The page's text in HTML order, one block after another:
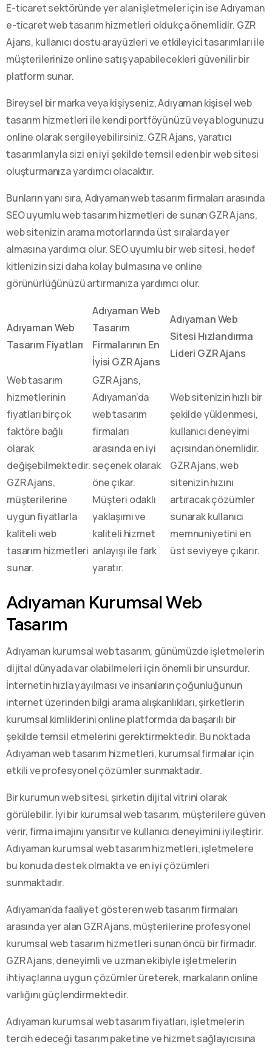
E-ticaret sektöründe yer alan işletmeler için ise Adıyaman
e-ticaret web tasarım hizmetleri oldukça önemlidir. GZR
Ajans, kullanıcı dostu arayüzleri ve etkileyici tasarımları ile
müşterilerinize online satış yapabilecekleri güvenilir bir
platform sunar.
Bireysel bir marka veya kişiyseniz, Adıyaman kişisel web
tasarım hizmetleri ile kendi portföyünüzü veya blogunuzu
online olarak sergileyebilirsiniz. GZR Ajans, yaratıcı
tasarımlarıyla sizi en iyi şekilde temsil eden bir web sitesi
oluşturmanıza yardımcı olacaktır.
Bunların yanı sıra, Adıyaman web tasarım firmaları arasında
SEO uyumlu web tasarım hizmetleri de sunan GZR Ajans,
web sitenizin arama motorlarında üst sıralarda yer
almasına yardımcı olur. SEO uyumlu bir web sitesi, hedef
kitlenizin sizi daha kolay bulmasına ve online
görünürlüğünüzü artırmanıza yardımcı olur.
Adıyaman Web
Tasarım Fiyatları
Adıyaman Web
Tasarım
Firmalarının En
İyisi GZR Ajans
Adıyaman Web
Sitesi Hızlandırma
Lideri GZR Ajans
Web tasarım
hizmetlerinin
fiyatları birçok
faktöre bağlı
olarak
değişebilmektedir.
GZR Ajans,
müşterilerine
uygun fiyatlarla
kaliteli web
tasarım hizmetleri
sunar.
GZR Ajans,
Adıyaman’da
web tasarım
firmaları
arasında en iyi
seçenek olarak
öne çıkar.
Müşteri odaklı
yaklaşımı ve
kaliteli hizmet
anlayışı ile fark
yaratır.
Web sitenizin hızlı bir
şekilde yüklenmesi,
kullanıcı deneyimi
açısından önemlidir.
GZR Ajans, web
sitenizin hızını
artıracak çözümler
sunarak kullanıcı
memnuniyetini en
üst seviyeye çıkarır.
Adıyaman Kurumsal Web
Tasarım
Adıyaman kurumsal web tasarım, günümüzde işletmelerin
dijital dünyada var olabilmeleri için önemli bir unsurdur.
İnternetin hızla yayılması ve insanların çoğunluğunun
internet üzerinden bilgi arama alışkanlıkları, şirketlerin
kurumsal kimliklerini online platformda da başarılı bir
şekilde temsil etmelerini gerektirmektedir. Bu noktada
Adıyaman web tasarım hizmetleri, kurumsal firmalar için
etkili ve profesyonel çözümler sunmaktadır.
Bir kurumun web sitesi, şirketin dijital vitrini olarak
görülebilir. İyi bir kurumsal web tasarım, müşterilere güven
verir, firma imajını yansıtır ve kullanıcı deneyimini iyileştirir.
Adıyaman kurumsal web tasarım hizmetleri, işletmelere
bu konuda destek olmakta ve en iyi çözümleri
sunmaktadır.
Adıyaman’da faaliyet gösteren web tasarım firmaları
arasında yer alan GZR Ajans, müşterilerine profesyonel
kurumsal web tasarım hizmetleri sunan öncü bir firmadır.
GZR Ajans, deneyimli ve uzman ekibiyle işletmelerin
ihtiyaçlarına uygun çözümler üreterek, markaların online
varlığını güçlendirmektedir.
Adıyaman kurumsal web tasarım fiyatları, işletmelerin
tercih edeceği tasarım paketine ve hizmet sağlayıcısına